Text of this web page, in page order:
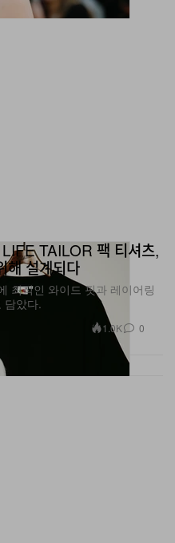
TAILOR 팩 티셔츠,
해 설계되다
최적인 와이드 핏과 레이어링
담았다.
1.0K 0